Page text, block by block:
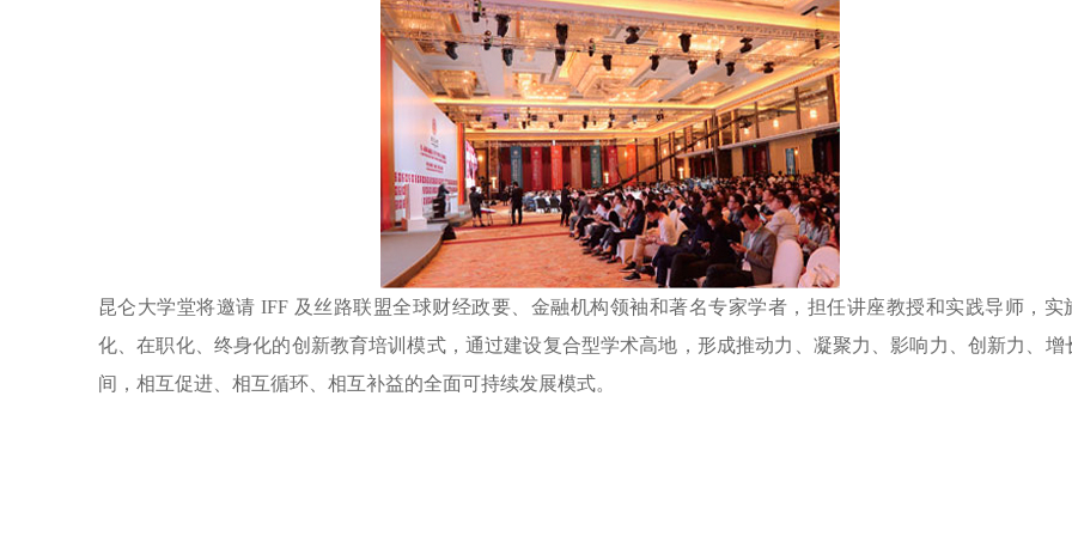
昆仑大学堂将邀请 IFF 及丝路联盟全球财经政要、金融机构领袖和著名专家学者，担任讲座教授和实践导师，实
化、在职化、终身化的创新教育培训模式，通过建设复合型学术高地，形成推动力、凝聚力、影响力、创新力、增
间，相互促进、相互循环、相互补益的全面可持续发展模式。